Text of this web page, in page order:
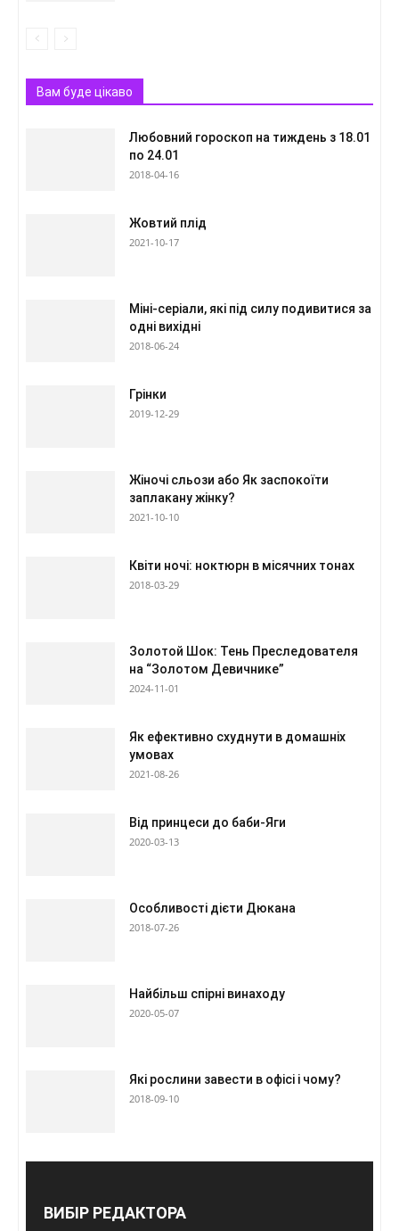
Вам буде цікаво
Любовний гороскоп на тиждень з 18.01
по 24.01
2018-04-16
Жовтий плід
2021-10-17
Міні-серіали, які під силу подивитися за
одні вихідні
2018-06-24
Грінки
2019-12-29
Жіночі сльози або Як заспокоїти
заплакану жінку?
2021-10-10
Квіти ночі: ноктюрн в місячних тонах
2018-03-29
Золотой Шок: Тень Преследователя
на “Золотом Девичнике”
2024-11-01
Як ефективно схуднути в домашніх
умовах
2021-08-26
Від принцеси до баби-Яги
2020-03-13
Особливості дієти Дюкана
2018-07-26
Найбільш спірні винаходу
2020-05-07
Які рослини завести в офісі і чому?
2018-09-10
ВИБІР РЕДАКТОРА